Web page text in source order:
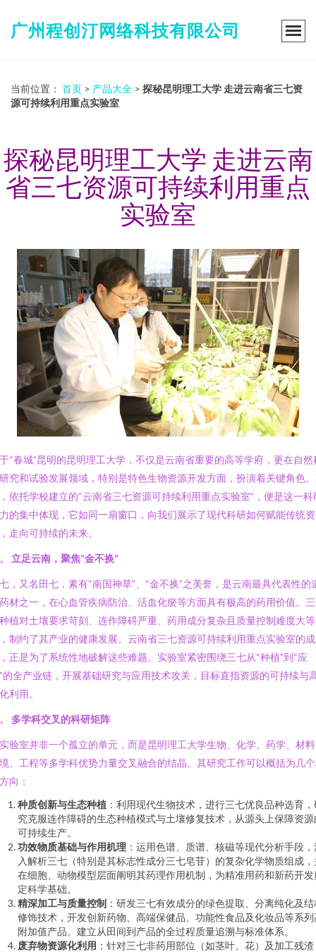
广州程创汀网络科技有限公司
当前位置： 首页 > 产品大全 > 探秘昆明理工大学 走进云南省三七资
源可持续利用重点实验室
探秘昆明理工大学 走进云南
省三七资源可持续利用重点
实验室
“春城”昆明的昆明理工大学，不仅是云南省重要的高等学府，更在自然
究和试验发展领域，特别是特色生物资源开发方面，扮演着关键角色
依托学校建立的“云南省三七资源可持续利用重点实验室”，便是这一科
的集中体现，它如同一扇窗口，向我们展示了现代科研如何赋能传统资
走向可持续的未来。
立足云南，聚焦“金不换”
，又名田七，素有“南国神草”、“金不换”之美誉，是云南最具代表性的
材之一，在心血管疾病防治、活血化瘀等方面具有极高的药用价值。
植对土壤要求苛刻、连作障碍严重、药用成分复杂且质量控制难度大
制约了其产业的健康发展。云南省三七资源可持续利用重点实验室的成
正是为了系统性地破解这些难题。实验室紧密围绕三七从“种植”到“应
的全产业链，开展基础研究与应用技术攻关，目标直指资源的可持续与
利用。
多学科交叉的科研矩阵
验室并非一个孤立的单元，而是昆明理工大学生物、化学、药学、材
、工程等多学科优势力量交叉融合的结晶。其研究工作可以概括为几
向：
种质创新与生态种植 ：利用现代生物技术，进行三七优良品种选育
究克服连作障碍的生态种植模式与土壤修复技术，从源头上保障资源
可持续生产。
功效物质基础与作用机理 ：运用色谱、质谱、核磁等现代分析手段
入解析三七（特别是其标志性成分三七皂苷）的复杂化学物质组成，
在细胞、动物模型层面阐明其药理作用机制，为精准用药和新药开发
定科学基础。
精深加工与质量控制 ：研发三七有效成分的绿色提取、分离纯化及
修饰技术，开发创新药物、高端保健品、功能性食品及化妆品等系列
附加值产品。建立从田间到产品的全过程质量追溯与标准体系。
废弃物资源化利用 ：针对三七非药用部位（如茎叶、花）及加工残